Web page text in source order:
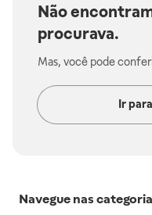
Não
procurava.
Mas, você pode
Ir
Navegue nas